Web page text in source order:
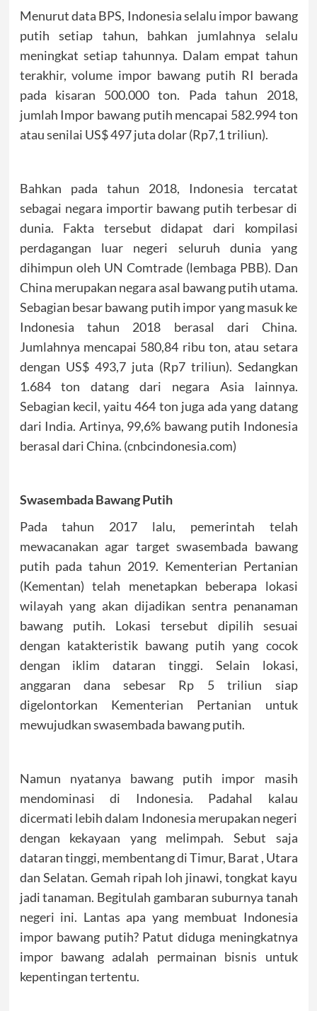
Menurut data BPS, Indonesia selalu impor bawang
putih setiap tahun, bahkan jumlahnya selalu
meningkat setiap tahunnya. Dalam empat tahun
terakhir, volume impor bawang putih RI berada
pada kisaran 500.000 ton. Pada tahun 2018,
jumlah Impor bawang putih mencapai 582.994 ton
atau senilai US$ 497 juta dolar (Rp7,1 triliun).
Bahkan pada tahun 2018, Indonesia tercatat
sebagai negara importir bawang putih terbesar di
dunia. Fakta tersebut didapat dari kompilasi
perdagangan luar negeri seluruh dunia yang
dihimpun oleh UN Comtrade (lembaga PBB). Dan
China merupakan negara asal bawang putih utama.
Sebagian besar bawang putih impor yang masuk ke
Indonesia tahun 2018 berasal dari China.
Jumlahnya mencapai 580,84 ribu ton, atau setara
dengan US$ 493,7 juta (Rp7 triliun). Sedangkan
1.684 ton datang dari negara Asia lainnya.
Sebagian kecil, yaitu 464 ton juga ada yang datang
dari India. Artinya, 99,6% bawang putih Indonesia
berasal dari China. (cnbcindonesia.com)
Swasembada Bawang Putih
Pada tahun 2017 lalu, pemerintah telah
mewacanakan agar target swasembada bawang
putih pada tahun 2019. Kementerian Pertanian
(Kementan) telah menetapkan beberapa lokasi
wilayah yang akan dijadikan sentra penanaman
bawang putih. Lokasi tersebut dipilih sesuai
dengan katakteristik bawang putih yang cocok
dengan iklim dataran tinggi. Selain lokasi,
anggaran dana sebesar Rp 5 triliun siap
digelontorkan Kementerian Pertanian untuk
mewujudkan swasembada bawang putih.
Namun nyatanya bawang putih impor masih
mendominasi di Indonesia. Padahal kalau
dicermati lebih dalam Indonesia merupakan negeri
dengan kekayaan yang melimpah. Sebut saja
dataran tinggi, membentang di Timur, Barat , Utara
dan Selatan. Gemah ripah loh jinawi, tongkat kayu
jadi tanaman. Begitulah gambaran suburnya tanah
negeri ini. Lantas apa yang membuat Indonesia
impor bawang putih? Patut diduga meningkatnya
impor bawang adalah permainan bisnis untuk
kepentingan tertentu.